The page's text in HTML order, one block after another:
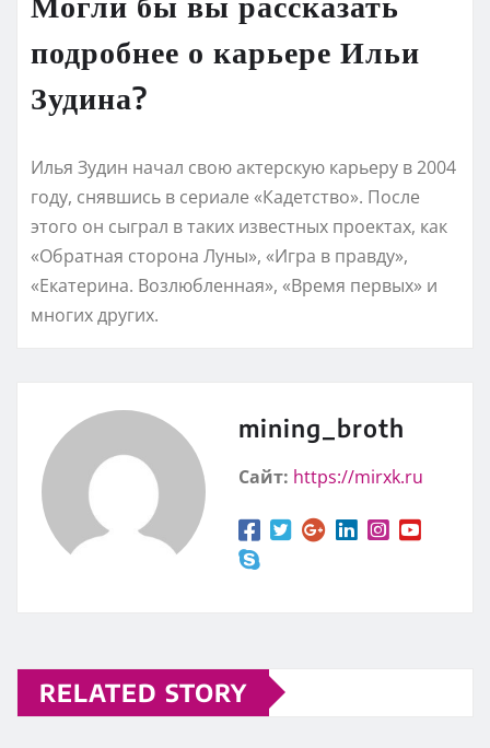
подробнее о карьере Ильи
Зудина?
Илья Зудин начал свою актерскую карьеру в 2004
году, снявшись в сериале «Кадетство». После
этого он сыграл в таких известных проектах, как
«Обратная сторона Луны», «Игра в правду»,
«Екатерина. Возлюбленная», «Время первых» и
многих других.
mining_broth
Сайт: https://mirxk.ru
RELATED STORY